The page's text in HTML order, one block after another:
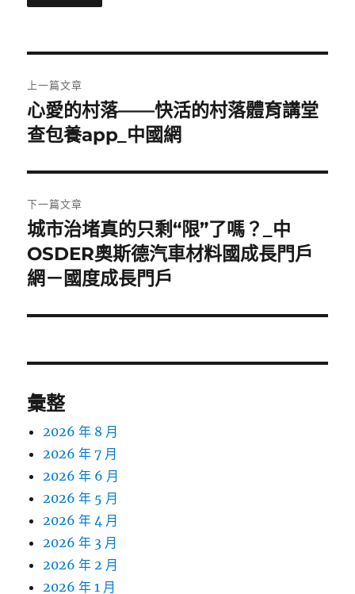
章
導
覽
上一篇文章
上
一
文
章:
心愛的村落——快活的村落體育講堂
查包養app_中國網
下一篇文章
下
一
篇
章:
城市治堵真的只剩“限”了嗎？_中
OSDER奧斯德汽車材料國成長門戶
網－國度成長門戶
彙整
2026 年 8 月
2026 年 7 月
2026 年 6 月
2026 年 5 月
2026 年 4 月
2026 年 3 月
2026 年 2 月
2026 年 1 月